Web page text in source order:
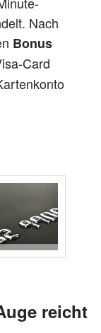
Nach
Bonus
Card
reicht